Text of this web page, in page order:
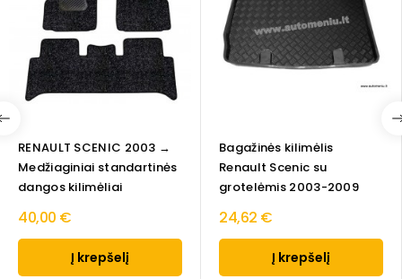
RENAULT SCENIC 2003 →
Medžiaginiai standartinės
dangos kilimėliai
40,00 €
Į krepšelį
Bagažinės kilimėlis
Renault Scenic su
grotelėmis 2003-2009
24,62 €
Į krepšelį